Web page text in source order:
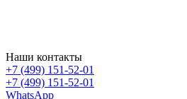
Наши контакты
+7 (499) 151-52-01
+7 (499) 151-52-01
WhatsApp